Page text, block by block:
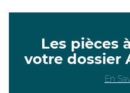
Les pièces
votre dossier
En